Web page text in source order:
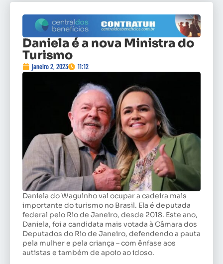
Daniela é a nova Ministra do
Turismo
janeiro 2, 2023 11:12
Daniela do Waguinho vai ocupar a cadeira mais
importante do turismo no Brasil. Ela é deputada
federal pelo Rio de Janeiro, desde 2018. Este ano,
Daniela, foi a candidata mais votada à Câmara dos
Deputados do Rio de Janeiro, defendendo a pauta
pela mulher e pela criança – com ênfase aos
autistas e também de apoio ao idoso.